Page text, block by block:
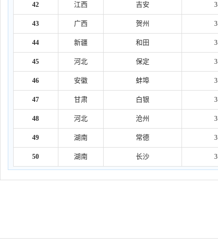
42 江西 吉安
43 广西 贺州
44 新疆 和田
45 河北 保定
46 安徽 蚌埠
47 甘肃 白银
48 河北 沧州
49 湖南 常德
50 湖南 长沙